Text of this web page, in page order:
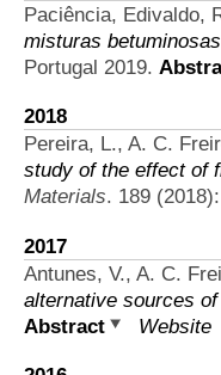
Paciência, Edivaldo,
misturas
Portugal 2019.
2018
Pereira, L., A. C.
study of the effect of
Materials. 189
2017
Antunes, V., A. C.
alternative sources
Abstract
Website